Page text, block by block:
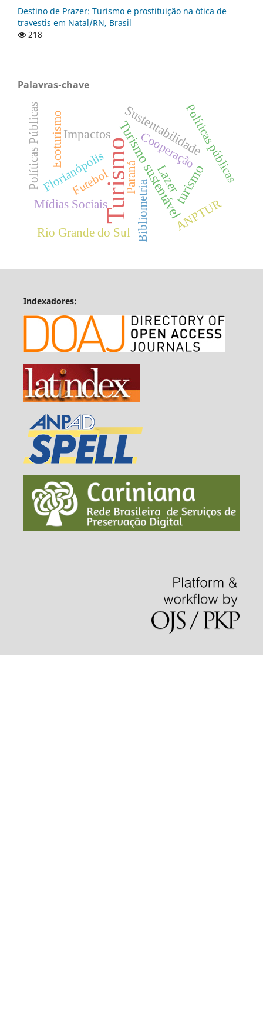
Destino de Prazer: Turismo e prostituição na ótica de
travestis em Natal/RN, Brasil
218
Palavras-chave
TurismoTurismo sustentávelturismo
Impactos
Lazer
Sustentabilidade
Ecoturismo
Florianópolis
Mídias Sociais
Políticas públicas
Paraná
Políticas Públicas
Bibliometria
Rio Grande do Sul
Futebol
ANPTUR
Cooperação
Indexadores: